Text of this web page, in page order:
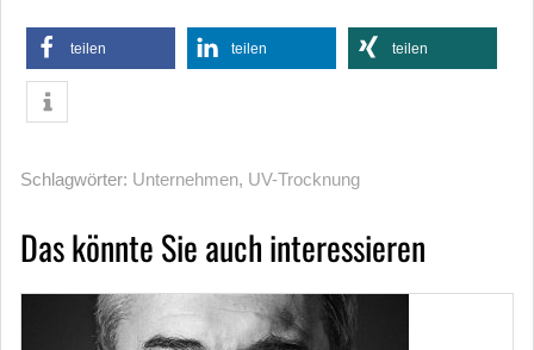
teilen teilen teilen
Schlagwörter: Unternehmen, UV-Trocknung
Das könnte Sie auch interessieren